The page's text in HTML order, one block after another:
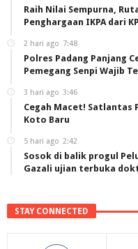
Raih Nilai Sempurna,
Penghargaan IKPA dari
2 hari ago 7:48
Polres Padang Panjang
Pemegang Senpi Wajib
3 hari ago 3:46
Cegah Macet! Satlantas
Koto Baru
5 hari ago 2:42
Sosok di balik progul
Gazali ujian terbuka
STAY CONNECTED